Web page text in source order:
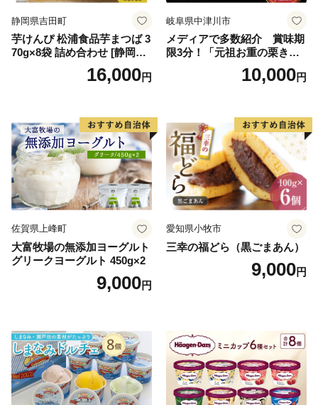
イン
静岡県吉田町
芋けんぴ 松浦食品芋まつば 3
70g×8袋 詰め合わせ [静岡伊
勢丹(松浦食品) 静岡県 吉田町
22424274] 芋ケンピ セット
16,000円
岐阜県中津川市
メディアで多数紹介 賞味期
限3分！「元祖お重の栗きん
とんモンブラン」 【未来の
ご褒美】スイーツ 栗 モンブ
子 菓子 F4N-2298
10,000円
佐賀県上峰町
大富牧場の無添加ヨーグルト
グリークヨーグルト 450g×2
9,000円
愛知県小牧市
三幸の福どら（黒ごまあん）
9,000円